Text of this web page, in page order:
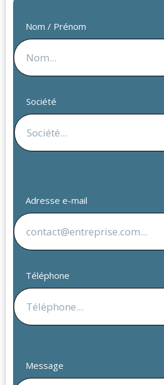
Nom / Prénom
Société
Adresse e-mail
Téléphone
Message